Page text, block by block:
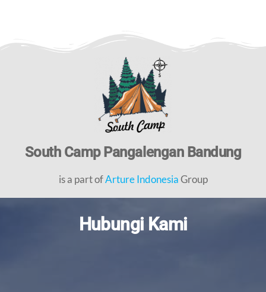
South Camp Pangalengan Bandung
is a part ofArture IndonesiaGroup
Hubungi Kami